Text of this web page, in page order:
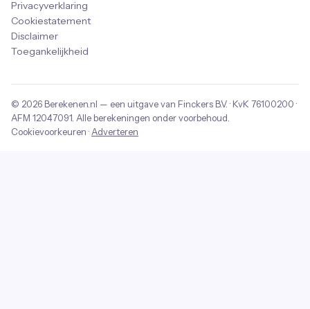
Privacyverklaring
Cookiestatement
Disclaimer
Toegankelijkheid
© 2026 Berekenen.nl — een uitgave van Finckers B.V. · KvK 76100200 ·
AFM 12047091 . Alle berekeningen onder voorbehoud.
Cookievoorkeuren · Adverteren